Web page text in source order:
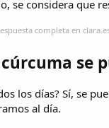
se considera que
completa en
se
los días? Sí, se
al día.